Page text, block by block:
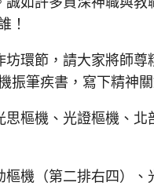
！
環節，請大家將師尊
振筆疾書，寫下精神關
樞機、光證樞機、北
機（第二排右四）、